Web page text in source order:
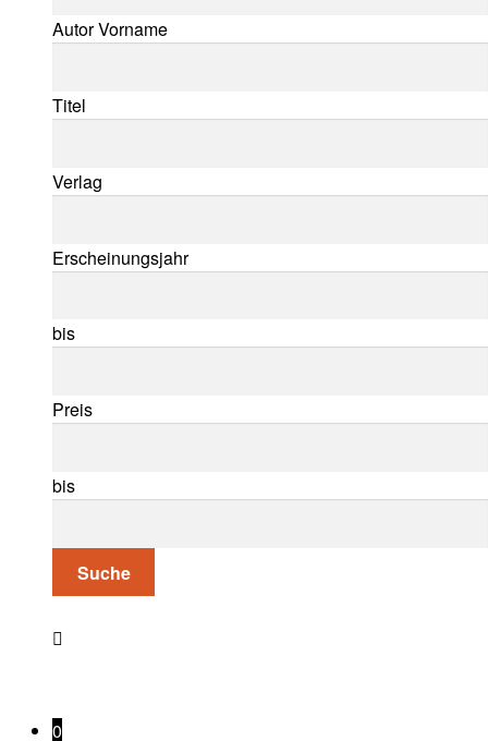
Autor Vorname
Titel
Verlag
Erscheinungsjahr
bis
Preis
bis
Suche
0